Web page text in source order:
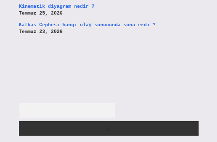
Kinematik diyagram nedir ?
Temmuz 25, 2026
Kafkas Cephesi hangi olay sonucunda sona erdi ?
Temmuz 23, 2026